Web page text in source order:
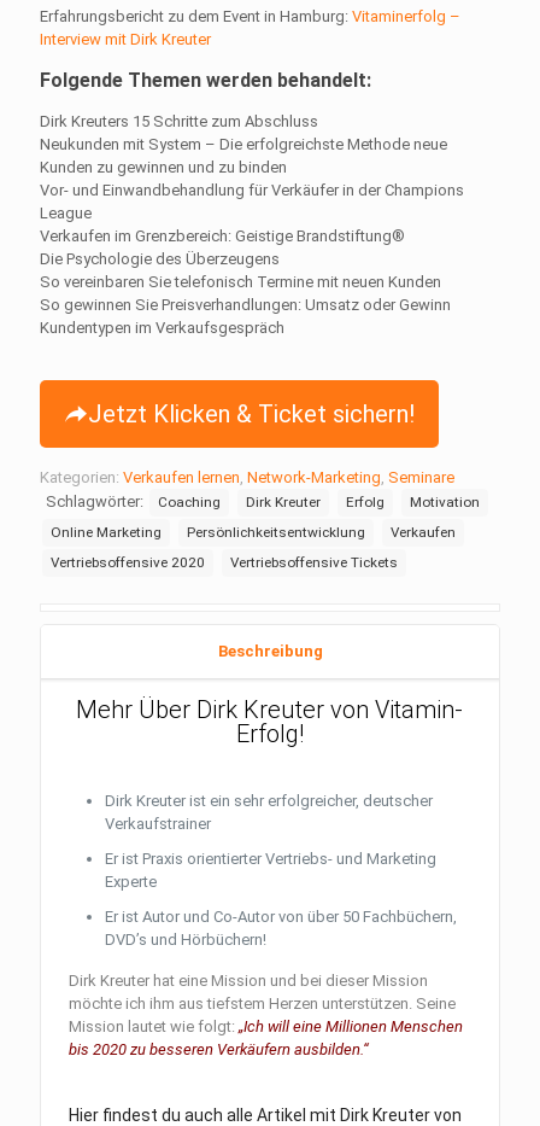
Erfahrungsbericht zu dem Event in Hamburg: Vitaminerfolg –
Interview mit Dirk Kreuter
Folgende Themen werden behandelt:
Dirk Kreuters 15 Schritte zum Abschluss
Neukunden mit System – Die erfolgreichste Methode neue
Kunden zu gewinnen und zu binden
Vor- und Einwandbehandlung für Verkäufer in der Champions
League
Verkaufen im Grenzbereich: Geistige Brandstiftung®
Die Psychologie des Überzeugens
So vereinbaren Sie telefonisch Termine mit neuen Kunden
So gewinnen Sie Preisverhandlungen: Umsatz oder Gewinn
Kundentypen im Verkaufsgespräch
Jetzt Klicken & Ticket sichern!
Kategorien: Verkaufen lernen Network-Marketing Seminare
Schlagwörter:
Coaching Dirk Kreuter Erfolg
Motivation
Online Marketing
Persönlichkeitsentwicklung
Verkaufen
Vertriebsoffensive 2020
Vertriebsoffensive Tickets
Beschreibung
Mehr Über Dirk Kreuter von Vitamin-
Erfolg!
Dirk Kreuter ist ein sehr erfolgreicher, deutscher
Verkaufstrainer
Er ist Praxis orientierter Vertriebs- und Marketing
Experte
Er ist Autor und Co-Autor von über 50 Fachbüchern,
DVD’s und Hörbüchern!
Dirk Kreuter hat eine Mission und bei dieser Mission
möchte ich ihm aus tiefstem Herzen unterstützen. Seine
Mission lautet wie folgt:„Ich will eine Millionen Menschen
bis 2020 zu besseren Verkäufern ausbilden.“
Hier findest du auch alle Artikel mit Dirk Kreuter von